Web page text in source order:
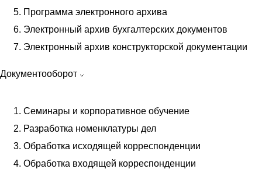
Программа электронного архива
Электронный архив бухгалтерских документов
Электронный архив конструкторской документации
Документооборот
Семинары и корпоративное обучение
Разработка номенклатуры дел
Обработка исходящей корреспонденции
Обработка входящей корреспонденции
Утилизация документов в СПб
Сканирование документов
Индексация документов
Сканирование проектной документации
Планшетное сканирование
Оцифровка документов
Обработка анкет и ввод данных
Перевод документов в цифровой вид